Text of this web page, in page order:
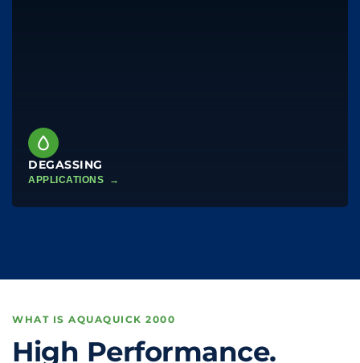
DEGASSING
APPLICATIONS →
WHAT IS AQUAQUICK 2000
High Performance.